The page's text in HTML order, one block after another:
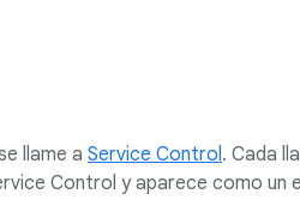
llame a Service Control. Cada
Control y aparece como un